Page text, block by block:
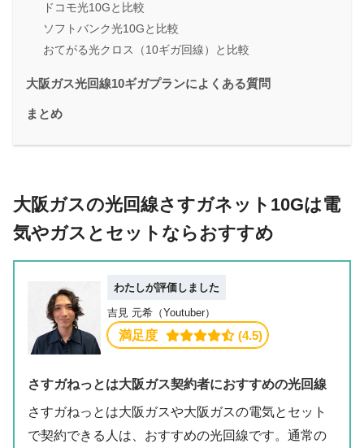
ドコモ光10Gと比較
ソフトバンク光10Gと比較
おてがる光クロス（10ギガ回線）と比較
大阪ガス光回線10ギガプランによくある質問
まとめ
大阪ガスの光回線さすガネット10Gは電
気やガスとセットならおすすめ
わたしが評価しました
吉見 元希（Youtuber）
満足度 (4.5)
さすガねっとは大阪ガス契約者におすすめの光回線
さすガねっとは大阪ガスや大阪ガスの電気とセット
で契約できる人は、おすすめの光回線です。通常の